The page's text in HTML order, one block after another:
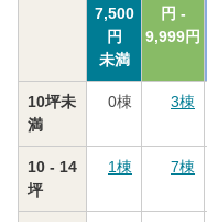
7,500
円
未満
円 -
9,999円
10坪未
満
0棟 3棟
10 - 14
坪
1棟 7棟